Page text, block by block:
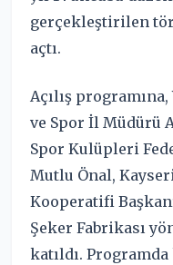
gerçekleştirilen
açtı.
Açılış
ve Spor İl Müdürü
Spor Kulüpleri
Mutlu Önal,
Kooperatifi
Şeker Fabrikası
katıldı.